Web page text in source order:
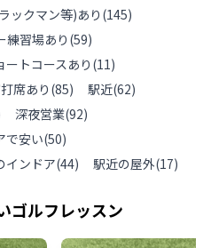
ックマン等)あり (145)
練習場あり(59)
ートコースあり (11)
席あり (85) 駅近(62)
深夜営業(92)
で安い(50)
インドア(44) 駅近の屋外(17)
ゴルフレッスン